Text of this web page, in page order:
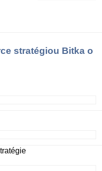
stratégiou Bitka o